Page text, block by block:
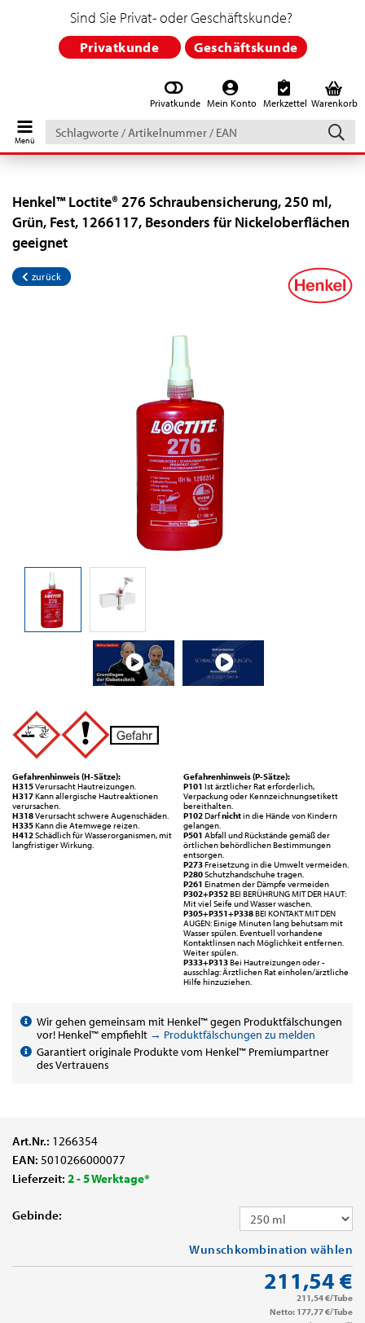
Privatkunde Mein Konto Merkzettel Warenkorb
Schlagworte
/
Artikelnummer
EAN
Sind Sie Privat- oder Geschäftskunde?
Privatkunde Geschäftskunde
Henkel™ Loctite® 276 Schraubensicherung, 250 ml,
Grün, Fest, 1266117, Besonders für Nickeloberflächen
geeignet
zurück
Gefahrenhinweis (H-Sätze):
H315Verursacht Hautreizungen.
H317Kann allergische Hautreaktionen
verursachen.
H318Verursacht schwere Augenschäden.
H335Kann die Atemwege reizen.
H412Schädlich für Wasserorganismen, mit
langfristiger Wirkung.
Gefahrenhinweis (P-Sätze):
P101 Ist ärztlicher Rat erforderlich,
Verpackung oder Kennzeichnungsetikett
bereithalten.
P102Darfnichtin die Hände von Kindern
gelangen.
P501 Abfall und Rückstände gemäß der
örtlichen behördlichen Bestimmungen
entsorgen.
P273Freisetzung in die Umwelt vermeiden.
P280Schutzhandschuhe tragen.
P261 Einatmen der Dämpfe vermeiden
P302+P352BEI BERÜHRUNG MIT DER HAUT:
Mit viel Seife und Wasser waschen.
P305+P351+P338BEI KONTAKT MIT DEN
AUGEN: Einige Minuten lang behutsam mit
Wasser spülen. Eventuell vorhandene
Kontaktlinsen nach Möglichkeit entfernen.
Weiter spülen.
P333+P313Bei Hautreizungen oder -
ausschlag: Ärztlichen Rat einholen/ärztliche
Hilfe hinzuziehen.
Wir gehen gemeinsam mit Henkel™ gegen Produktfälschungen
vor! Henkel™ empfiehlt → Produktfälschungen zu melden
Garantiert originale Produkte vom Henkel™ Premiumpartner
des Vertrauens
Art.Nr.: 1266354
EAN: 5010266000077
Lieferzeit: 2 - 5 Werktage*
Gebinde:
Wunschkombination wählen
211,54 €
211,54 €/Tube
Netto: 177,77 €/Tube